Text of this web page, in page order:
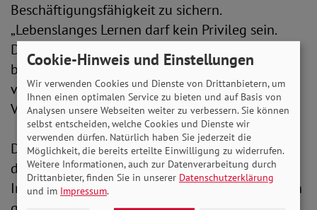
Beschäftigungsfähigkeit zu sichern.
„Lebenslanges Lernen darf kein Privileg sein.
Diese Bildungsangebote müssen bezahlbar,
barrierefrei und mit Familie sowie Beruf
vereinbar sein“, erklärt die SoVD-
Vorstandsvorsitzende.
Der Internationale Tag der Bildung macht
deutlich: Investitionen in Bildung sind
Investitionen in soziale Gerechtigkeit und in den
Cookie-Hinweis und Einstellungen
Wir verwenden Cookies und Dienste von Drittanbietern, um
Ihnen einen optimalen Service zu bieten und auf Basis von
Analysen unsere Webseiten weiter zu verbessern. Sie können
selbst entscheiden, welche Cookies und Dienste wir
verwenden dürfen. Natürlich haben Sie jederzeit die
Möglichkeit, die bereits erteilte Einwilligung zu widerrufen.
Weitere Informationen, auch zur Datenverarbeitung durch
Drittanbieter, finden Sie in unserer Datenschutzerklärung
und im Impressum.